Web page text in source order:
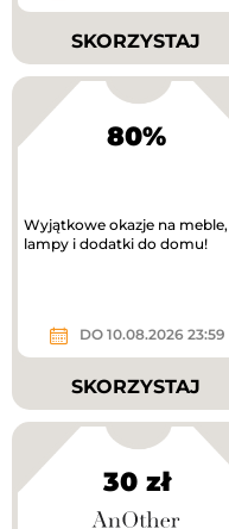
SKORZYSTAJ
80%
Wyjątkowe okazje na meble,
lampy i dodatki do domu!
DO 10.08.2026 23:59
SKORZYSTAJ
30 zł